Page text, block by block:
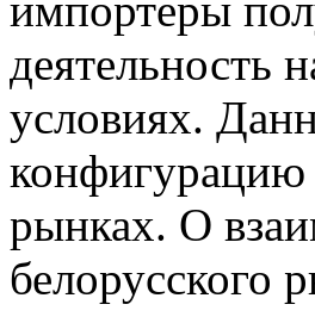
деятельность
условиях.
конфигурацию
рынках. О
белорусского